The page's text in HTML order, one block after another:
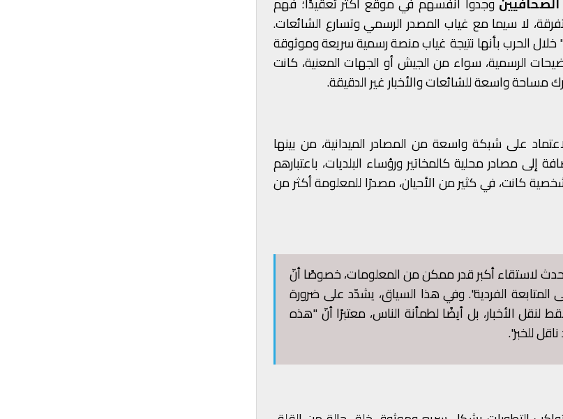
لا سيما مع غياب المصدر الرسمي وتسارع الشائعات.
خلال الحرب بأنها نتيجة غياب منصة رسمية سريعة وموثوقة
الرسمية، سواء من الجيش أو الجهات المعنية، كانت
مساحة واسعة للشائعات والأخبار غير الدقيقة.
على شبكة واسعة من المصادر الميدانية، من بينها
مصادر محلية كالمخاتير ورؤساء البلديات، باعتبارهم
كانت، في كثير من الأحيان، مصدرًا للمعلومة أكثر من
لاستقاء أكبر قدر ممكن من المعلومات، خصوصًا أنّ
الفردية".وفي هذا السياق، يشدّد على ضرورة
الأخبار، بل أيضًا لطمأنة الناس، معتبرًا أنّ "هذه
للخبر".